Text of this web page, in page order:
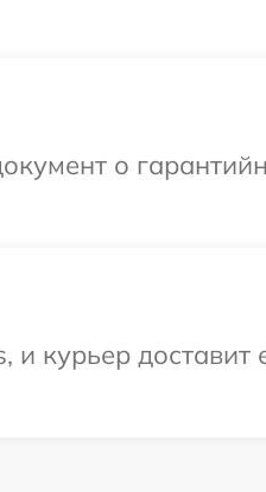
о
курьер доставит